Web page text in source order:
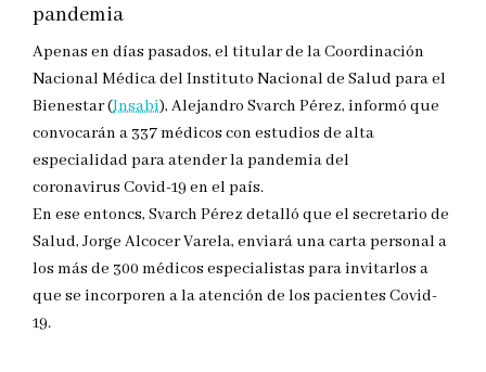
pandemia
Apenas en días pasados, el titular de la Coordinación
Nacional Médica del Instituto Nacional de Salud para el
Bienestar (Insabi), Alejandro Svarch Pérez, informó que
convocarán a 337 médicos con estudios de alta
especialidad para atender la pandemia del
coronavirus Covid-19 en el país.
En ese entoncs, Svarch Pérez detalló que el secretario de
Salud, Jorge Alcocer Varela, enviará una carta personal a
los más de 300 médicos especialistas para invitarlos a
que se incorporen a la atención de los pacientes Covid-
19.